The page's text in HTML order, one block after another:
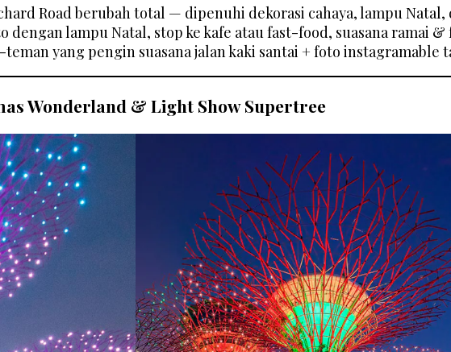
Road berubah total — dipenuhi dekorasi cahaya, lampu
dengan lampu Natal, stop ke kafe atau fast-food, suasana ramai &
teman yang pengin suasana jalan kaki santai + foto instagramable
Wonderland & Light Show Supertree